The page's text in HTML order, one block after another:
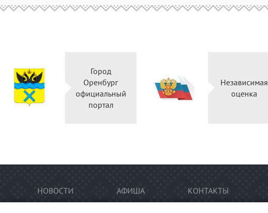
Город
Оренбург
официальный
портал
Независимая
оценка
НОВОСТИ АФИША КОНТАКТЫ